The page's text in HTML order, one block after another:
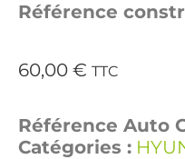
Référence
60,00 € TTC
Référence Auto
Catégories :